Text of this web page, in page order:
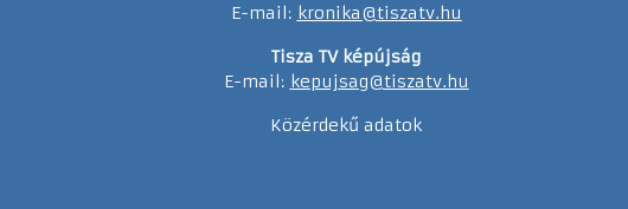
E-mail: kronika@tiszatv.hu
Tisza TV képújság
E-mail: kepujsag@tiszatv.hu
Közérdekű adatok